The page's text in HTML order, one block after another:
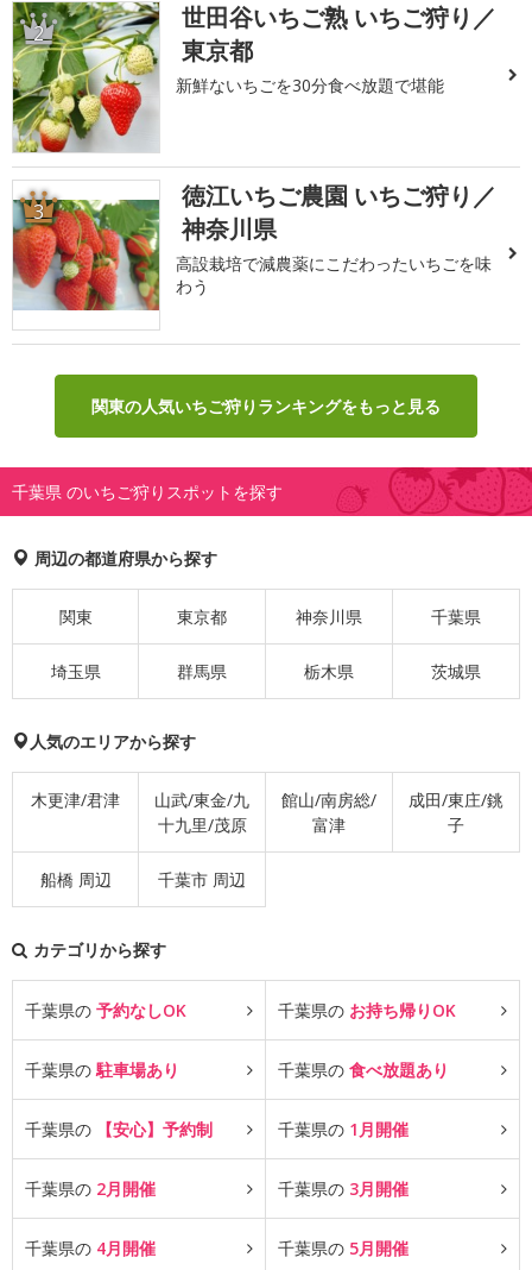
2
世田谷いちご熟 いちご狩り／
東京都
新鮮ないちごを30分食べ放題で堪能
3
徳江いちご農園 いちご狩り／
神奈川県
高設栽培で減農薬にこだわったいちごを味
わう
関東の人気いちご狩りランキングをもっと見る
千葉県 のいちご狩りスポットを探す
周辺の都道府県から探す
関東 東京都 神奈川県 千葉県
埼玉県 群馬県 栃木県 茨城県
人気のエリアから探す
木更津/君津
山武/東金/九
十九里/茂原
館山/南房総/
富津
成田/東庄/銚
子
船橋 周辺 千葉市 周辺
カテゴリから探す
千葉県の 予約なしOK 千葉県の お持ち帰りOK
千葉県の駐車場あり 千葉県の 食べ放題あり
千葉県の 【安心】予約制 千葉県の 1月開催
千葉県の 2月開催 千葉県の 3月開催
千葉県の 4月開催 千葉県の 5月開催